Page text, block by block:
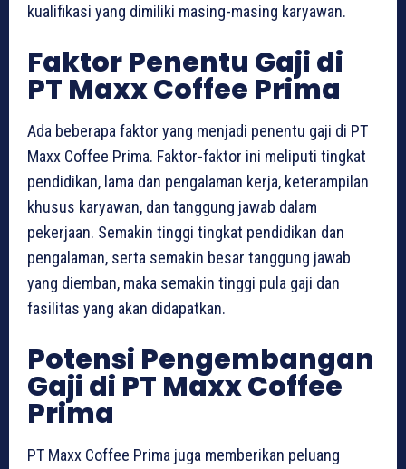
kualifikasi yang dimiliki masing-masing karyawan.
Faktor Penentu Gaji di
PT Maxx Coffee Prima
Ada beberapa faktor yang menjadi penentu gaji di PT
Maxx Coffee Prima. Faktor-faktor ini meliputi tingkat
pendidikan, lama dan pengalaman kerja, keterampilan
khusus karyawan, dan tanggung jawab dalam
pekerjaan. Semakin tinggi tingkat pendidikan dan
pengalaman, serta semakin besar tanggung jawab
yang diemban, maka semakin tinggi pula gaji dan
fasilitas yang akan didapatkan.
Potensi Pengembangan
Gaji di PT Maxx Coffee
Prima
PT Maxx Coffee Prima juga memberikan peluang